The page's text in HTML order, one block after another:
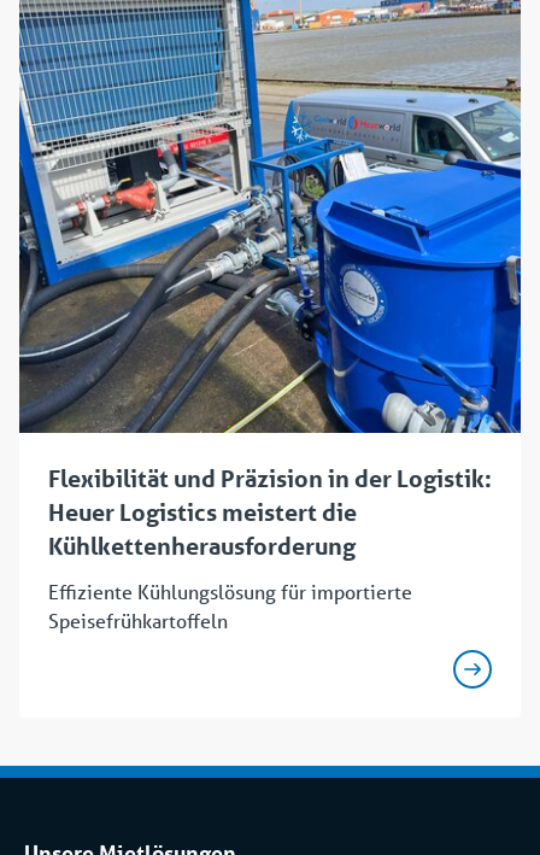
Flexibilität und Präzision in der Logistik:
Heuer Logistics meistert die
Kühlkettenherausforderung
Effiziente Kühlungslösung für importierte
Speisefrühkartoffeln